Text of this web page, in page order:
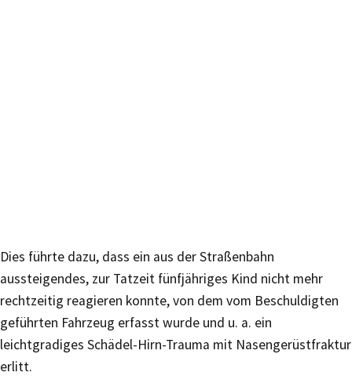
Dies führte dazu, dass ein aus der Straßenbahn
aussteigendes, zur Tatzeit fünfjähriges Kind nicht mehr
rechtzeitig reagieren konnte, von dem vom Beschuldigten
geführten Fahrzeug erfasst wurde und u. a. ein
leichtgradiges Schädel-Hirn-Trauma mit Nasengerüstfraktur
erlitt.